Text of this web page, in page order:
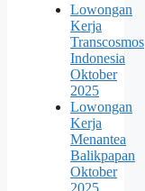
Lowongan
Kerja
Transcosmos
Indonesia
Oktober
2025
Lowongan
Kerja
Menantea
Balikpapan
Oktober
2025